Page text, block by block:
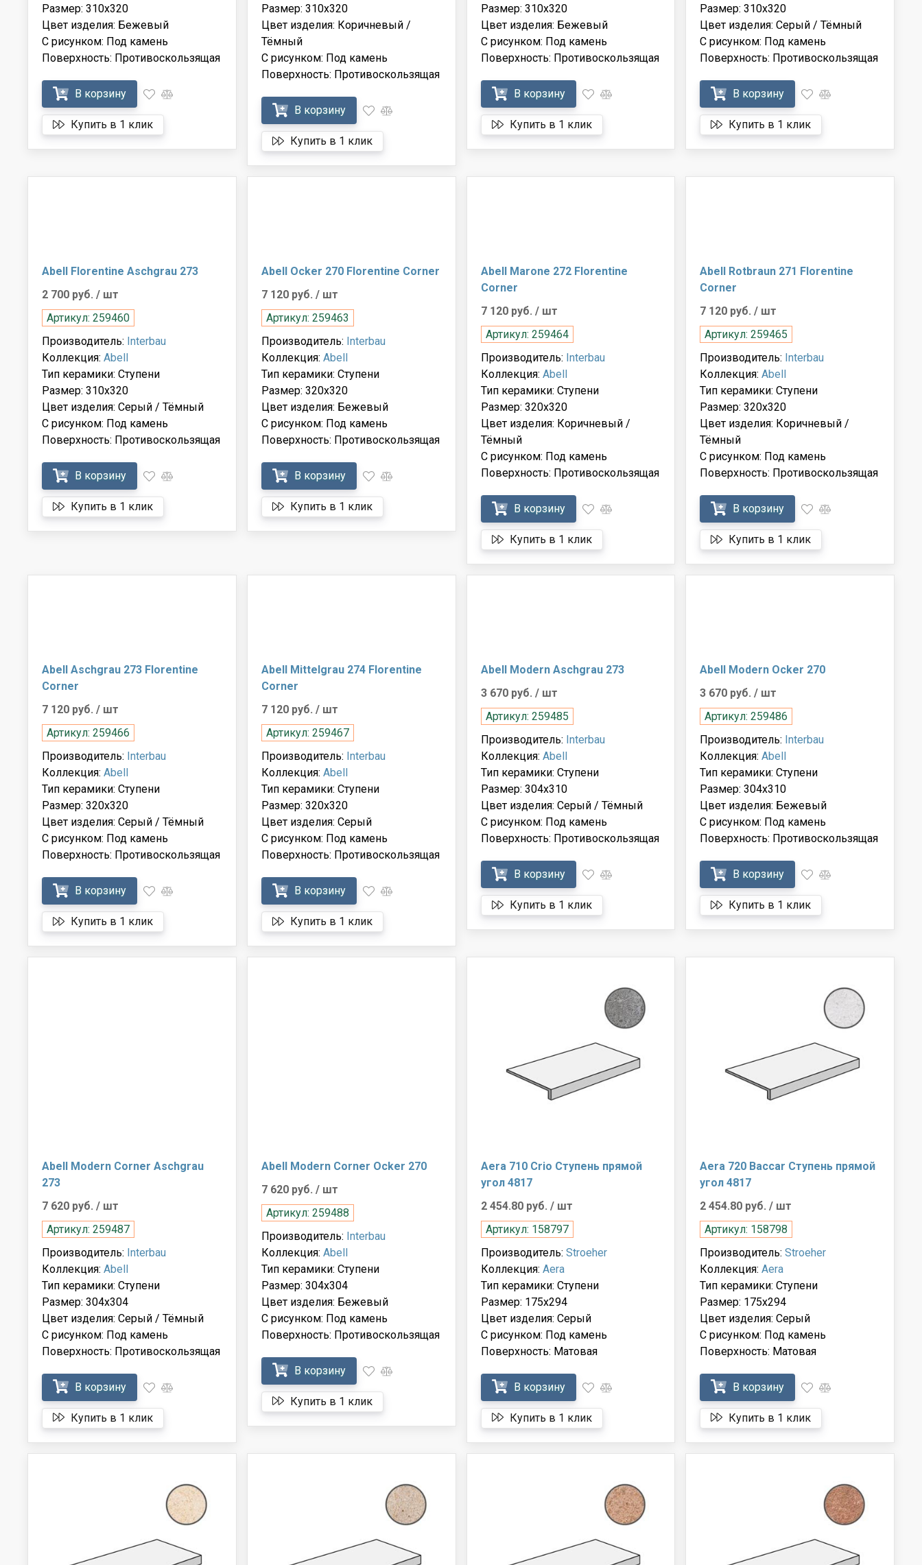
Размер: 310x320
Цвет изделия: Бежевый
С рисунком: Под камень
Поверхность: Противоскользящая
В корзину
Купить в 1 клик
Размер: 310x320
Цвет изделия: Коричневый /
Тёмный
С рисунком: Под камень
Поверхность: Противоскользящая
В корзину
Купить в 1 клик
Размер: 310x320
Цвет изделия: Бежевый
С рисунком: Под камень
Поверхность: Противоскользящая
В корзину
Купить в 1 клик
Размер: 310x320
Цвет изделия: Серый / Тёмный
С рисунком: Под камень
Поверхность: Противоскользящая
В корзину
Купить в 1 клик
Abell Florentine Aschgrau 273
2 700 руб. / шт
Артикул: 259460
Производитель: Interbau
Коллекция: Abell
Тип керамики: Ступени
Размер: 310x320
Цвет изделия: Серый / Тёмный
С рисунком: Под камень
Поверхность: Противоскользящая
В корзину
Купить в 1 клик
Abell Ocker 270 Florentine Corner
7 120 руб. / шт
Артикул: 259463
Производитель: Interbau
Коллекция: Abell
Тип керамики: Ступени
Размер: 320x320
Цвет изделия: Бежевый
С рисунком: Под камень
Поверхность: Противоскользящая
В корзину
Купить в 1 клик
Abell Marone 272 Florentine
Corner
7 120 руб. / шт
Артикул: 259464
Производитель: Interbau
Коллекция: Abell
Тип керамики: Ступени
Размер: 320x320
Цвет изделия: Коричневый /
Тёмный
С рисунком: Под камень
Поверхность: Противоскользящая
В корзину
Купить в 1 клик
Abell Rotbraun 271 Florentine
Corner
7 120 руб./ шт
Артикул: 259465
Производитель: Interbau
Коллекция:Abell
Тип керамики: Ступени
Размер: 320x320
Цвет изделия: Коричневый /
Тёмный
С рисунком: Под камень
Поверхность: Противоскользящая
В корзину
Купить в 1 клик
Abell Aschgrau 273 Florentine
Corner
7 120 руб. / шт
Артикул: 259466
Производитель: Interbau
Коллекция: Abell
Тип керамики: Ступени
Размер: 320x320
Цвет изделия: Серый / Тёмный
С рисунком: Под камень
Поверхность: Противоскользящая
В корзину
Купить в 1 клик
Abell Mittelgrau 274 Florentine
Corner
7 120 руб. / шт
Артикул: 259467
Производитель: Interbau
Коллекция: Abell
Тип керамики: Ступени
Размер: 320x320
Цвет изделия: Серый
С рисунком: Под камень
Поверхность: Противоскользящая
В корзину
Купить в 1 клик
Abell Modern Aschgrau 273
3 670 руб. / шт
Артикул: 259485
Производитель: Interbau
Коллекция: Abell
Тип керамики: Ступени
Размер: 304x310
Цвет изделия: Серый / Тёмный
С рисунком: Под камень
Поверхность: Противоскользящая
В корзину
Купить в 1 клик
Abell Modern Ocker 270
3 670 руб./ шт
Артикул: 259486
Производитель: Interbau
Коллекция:Abell
Тип керамики: Ступени
Размер: 304x310
Цвет изделия: Бежевый
С рисунком: Под камень
Поверхность: Противоскользящая
В корзину
Купить в 1 клик
Abell Modern Corner Aschgrau
273
7 620 руб. / шт
Артикул: 259487
Производитель: Interbau
Коллекция: Abell
Тип керамики: Ступени
Размер: 304x304
Цвет изделия: Серый / Тёмный
С рисунком: Под камень
Поверхность: Противоскользящая
В корзину
Купить в 1 клик
Abell Modern Corner Ocker 270
7 620 руб. / шт
Артикул: 259488
Производитель: Interbau
Коллекция: Abell
Тип керамики: Ступени
Размер: 304x304
Цвет изделия: Бежевый
С рисунком: Под камень
Поверхность: Противоскользящая
В корзину
Купить в 1 клик
Aera 710 Crio Ступень прямой
угол 4817
2 454.80 руб. / шт
Артикул: 158797
Производитель: Stroeher
Коллекция: Aera
Тип керамики: Ступени
Размер: 175x294
Цвет изделия: Серый
С рисунком: Под камень
Поверхность: Матовая
В корзину
Купить в 1 клик
Aera 720 Baccar Ступень прямой
угол 4817
2 454.80 руб./ шт
Артикул: 158798
Производитель:Stroeher
Коллекция:Aera
Тип керамики: Ступени
Размер: 175x294
Цвет изделия: Серый
С рисунком: Под камень
Поверхность: Матовая
В корзину
Купить в 1 клик